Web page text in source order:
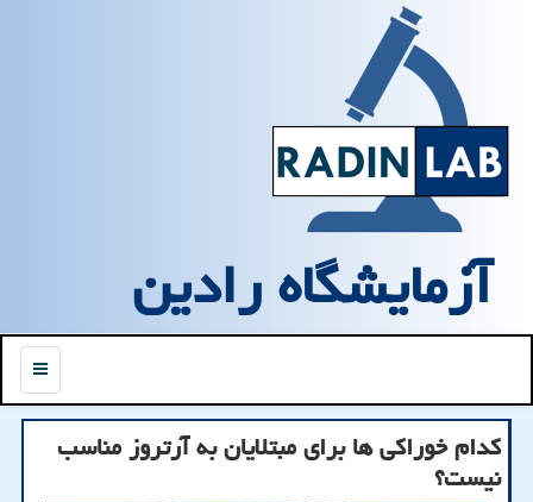
آزمایشگاه رادین
منو
کدام خوراکی ها برای مبتلایان به آرتروز مناسب
نیست؟